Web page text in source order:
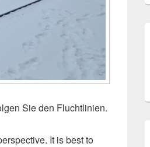
Sie den Fluchtlinien.
It is best to